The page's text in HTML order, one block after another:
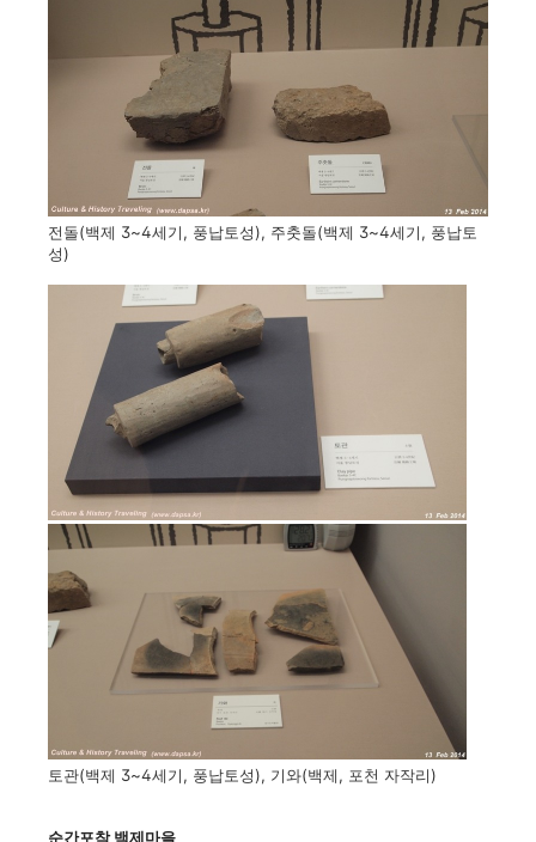
전돌(백제 3~4세기, 풍납토성), 주춧돌(백제 3~4세기, 풍납토
성)
토관(백제 3~4세기, 풍납토성), 기와(백제, 포천 자작리)
순간포착 백제마을